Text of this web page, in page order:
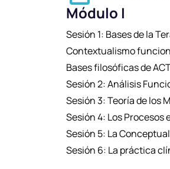
Módulo I
Sesión 1: Bases de la
Contextualismo
Bases filosóficas de
Sesión 2: Análisis
Sesión 3: Teoría de los
Sesión 4: Los Procesos
Sesión 5: La
Sesión 6: La práctica